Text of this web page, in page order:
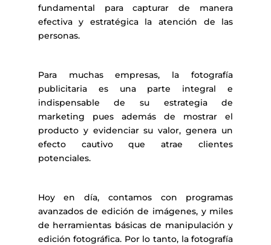
fundamental para capturar de manera
efectiva y estratégica la atención de las
personas.
Para muchas empresas, la fotografía
publicitaria es una parte integral e
indispensable de su estrategia de
marketing pues además de mostrar el
producto y evidenciar su valor, genera un
efecto cautivo que atrae clientes
potenciales.
Hoy en día, contamos con programas
avanzados de edición de imágenes, y miles
de herramientas básicas de manipulación y
edición fotográfica. Por lo tanto, la fotografía